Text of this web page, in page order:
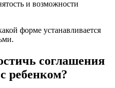
и возможности
форме устанавливается
соглашения
ребенком?